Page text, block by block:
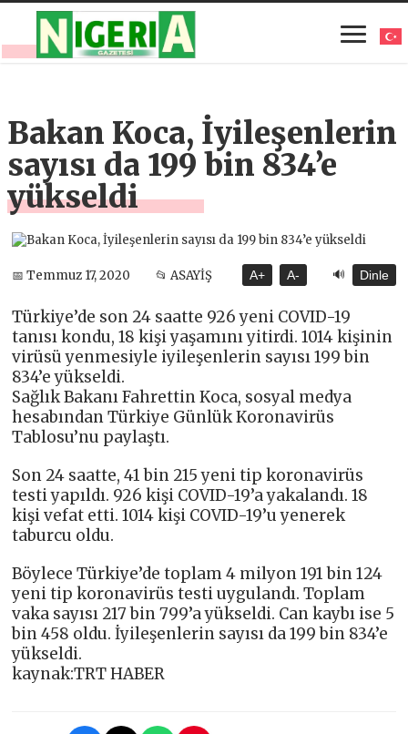
Bakan Koca, İyileşenlerin
sayısı da 199 bin 834’e
yükseldi
📅 Temmuz 17, 2020 📂 ASAYİŞ A+ A- 🔊 Dinle
Türkiye’de son 24 saatte 926 yeni COVID-19
tanısı kondu, 18 kişi yaşamını yitirdi. 1014 kişinin
virüsü yenmesiyle iyileşenlerin sayısı 199 bin
834’e yükseldi.
Sağlık Bakanı Fahrettin Koca, sosyal medya
hesabından Türkiye Günlük Koronavirüs
Tablosu’nu paylaştı.
Son 24 saatte, 41 bin 215 yeni tip koronavirüs
testi yapıldı. 926 kişi COVID-19’a yakalandı. 18
kişi vefat etti. 1014 kişi COVID-19’u yenerek
taburcu oldu.
Böylece Türkiye’de toplam 4 milyon 191 bin 124
yeni tip koronavirüs testi uygulandı. Toplam
vaka sayısı 217 bin 799’a yükseldi. Can kaybı ise 5
bin 458 oldu. İyileşenlerin sayısı da 199 bin 834’e
yükseldi.
kaynak:TRT HABER